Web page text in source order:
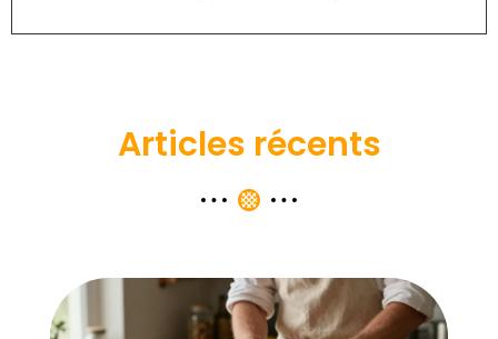
Articles récents